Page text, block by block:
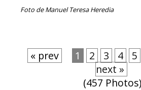
Foto de Manuel Teresa Heredia
« prev 1 2 3 4 5
next »
(457 Photos)